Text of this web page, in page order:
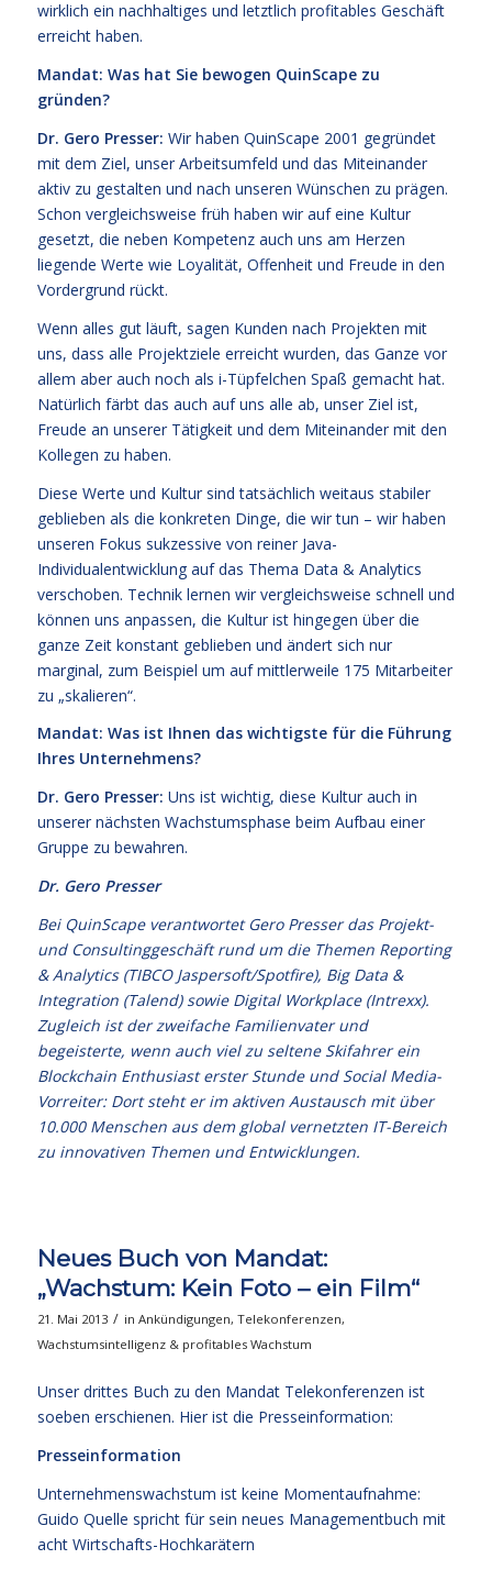
wirklich ein nachhaltiges und letztlich profitables Geschäft
erreicht haben.
Mandat: Was hat Sie bewogen QuinScape zu
gründen?
Dr. Gero Presser: Wir haben QuinScape 2001 gegründet
mit dem Ziel, unser Arbeitsumfeld und das Miteinander
aktiv zu gestalten und nach unseren Wünschen zu prägen.
Schon vergleichsweise früh haben wir auf eine Kultur
gesetzt, die neben Kompetenz auch uns am Herzen
liegende Werte wie Loyalität, Offenheit und Freude in den
Vordergrund rückt.
Wenn alles gut läuft, sagen Kunden nach Projekten mit
uns, dass alle Projektziele erreicht wurden, das Ganze vor
allem aber auch noch als i-Tüpfelchen Spaß gemacht hat.
Natürlich färbt das auch auf uns alle ab, unser Ziel ist,
Freude an unserer Tätigkeit und dem Miteinander mit den
Kollegen zu haben.
Diese Werte und Kultur sind tatsächlich weitaus stabiler
geblieben als die konkreten Dinge, die wir tun – wir haben
unseren Fokus sukzessive von reiner Java-
Individualentwicklung auf das Thema Data & Analytics
verschoben. Technik lernen wir vergleichsweise schnell und
können uns anpassen, die Kultur ist hingegen über die
ganze Zeit konstant geblieben und ändert sich nur
marginal, zum Beispiel um auf mittlerweile 175 Mitarbeiter
zu „skalieren“.
Mandat: Was ist Ihnen das wichtigste für die Führung
Ihres Unternehmens?
Dr. Gero Presser: Uns ist wichtig, diese Kultur auch in
unserer nächsten Wachstumsphase beim Aufbau einer
Gruppe zu bewahren.
Dr. Gero Presser
Bei QuinScape verantwortet Gero Presser das Projekt-
und Consultinggeschäft rund um die Themen Reporting
& Analytics (TIBCO Jaspersoft/Spotfire), Big Data &
Integration (Talend) sowie Digital Workplace (Intrexx).
Zugleich ist der zweifache Familienvater und
begeisterte, wenn auch viel zu seltene Skifahrer ein
Blockchain Enthusiast erster Stunde und Social Media-
Vorreiter: Dort steht er im aktiven Austausch mit über
10.000 Menschen aus dem global vernetzten IT-Bereich
zu innovativen Themen und Entwicklungen.
Neues Buch von Mandat:
„Wachstum: Kein Foto – ein Film“
21. Mai 2013 / in Ankündigungen, Telekonferenzen,
Wachstumsintelligenz & profitables Wachstum
Unser drittes Buch zu den Mandat Telekonferenzen ist
soeben erschienen. Hier ist die Presseinformation:
Presseinformation
Unternehmenswachstum ist keine Momentaufnahme:
Guido Quelle spricht für sein neues Managementbuch mit
acht Wirtschafts-Hochkarätern